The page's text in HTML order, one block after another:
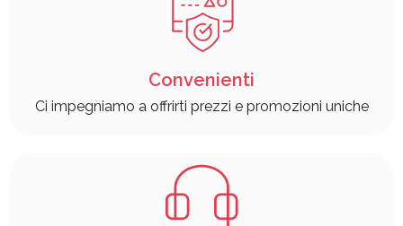
Convenienti
Ci impegniamo a offrirti prezzi e promozioni uniche